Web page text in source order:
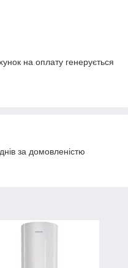
на оплату генерується
за домовленістю